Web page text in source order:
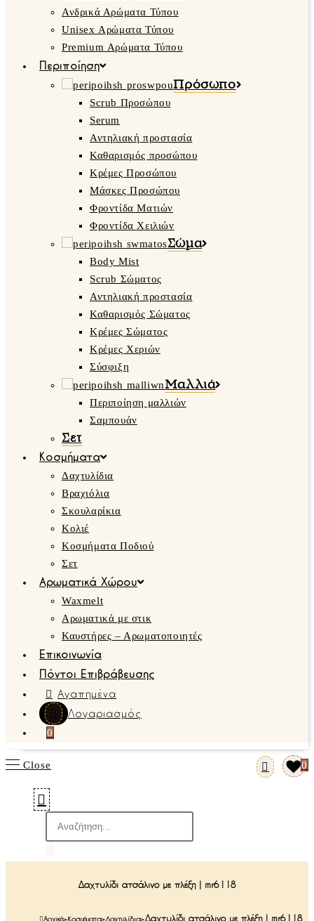
Ανδρικά Αρώματα Τύπου
Unisex Αρώματα Τύπου
Premium Αρώματα Τύπου
Περιποίηση
Πρόσωπο
Scrub Προσώπου
Serum
Αντηλιακή προστασία
Καθαρισμός προσώπου
Κρέμες Προσώπου
Μάσκες Προσώπου
Φροντίδα Ματιών
Φροντίδα Χειλιών
Σώμα
Body Mist
Scrub Σώματος
Αντηλιακή προστασία
Καθαρισμός Σώματος
Κρέμες Σώματος
Κρέμες Χεριών
Σύσφιξη
Μαλλιά
Περιποίηση μαλλιών
Σαμπουάν
Σετ
Κοσμήματα
Δαχτυλίδια
Βραχιόλια
Σκουλαρίκια
Κολιέ
Κοσμήματα Ποδιού
Σετ
Αρωματικά Χώρου
Waxmelt
Αρωματικά με στικ
Καυστήρες – Αρωματοποιητές
Επικοινωνία
Πόντοι Επιβράβευσης
Αγαπημένα
Λογαριασμός
0
0
Close
search
Δαχτυλίδι ατσάλινο με πλέξη | mr6118
Αρχική>Κοσμήματα>Δαχτυλίδια>Δαχτυλίδι ατσάλινο με πλέξη | mr6118